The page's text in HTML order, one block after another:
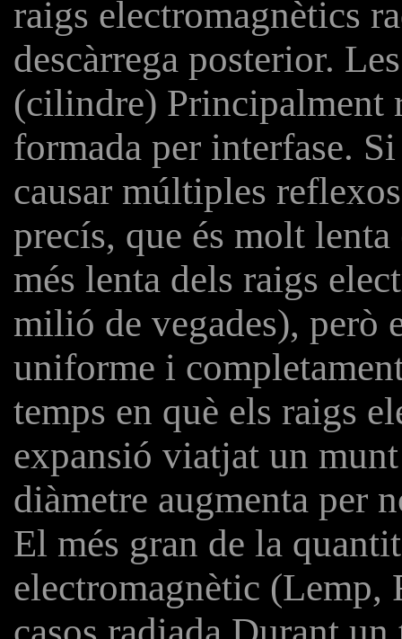
raigs electromagnètics
descàrrega posterior.
(cilindre) Principalment
formada per interfase.
causar múltiples
precís, que és molt
més lenta dels raigs
milió de vegades), però
uniforme i
temps en què els raigs
expansió viatjat un
diàmetre augmenta per
El més gran de la
electromagnètic (Lemp,